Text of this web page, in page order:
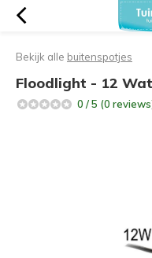
Bekijk alle buitenspotjes
Floodlight - 12
0 / 5 (0